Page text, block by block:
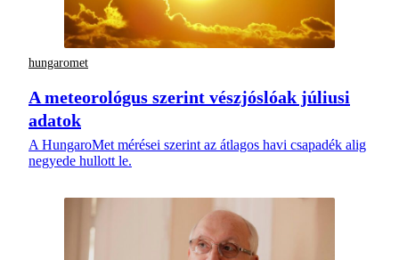
hungaromet
A meteorológus szerint vészjóslóak júliusi
adatok
A HungaroMet mérései szerint az átlagos havi csapadék alig
negyede hullott le.